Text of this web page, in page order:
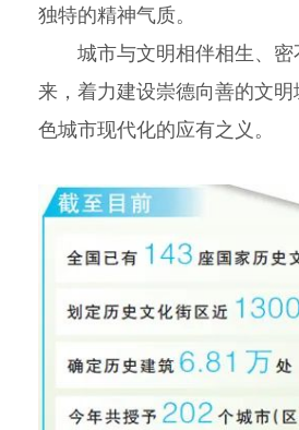
独特的精神气质。
城市与文明相伴相生、密
来，着力建设崇德向善的文
色城市现代化的应有之义。